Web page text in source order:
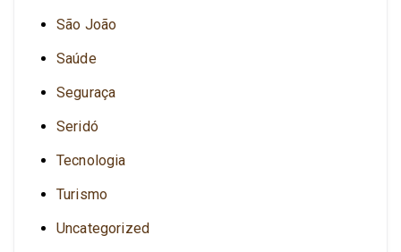
São João
Saúde
Seguraça
Seridó
Tecnologia
Turismo
Uncategorized